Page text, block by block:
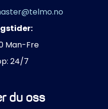
Man-Fre
24/7
du oss